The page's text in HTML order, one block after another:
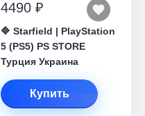
4490 ₽
🔷 Starfield | PlayStation
5 (PS5) PS STORE
Турция Украина
Купить